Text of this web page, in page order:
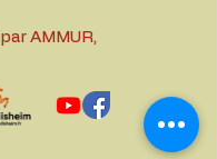
par AMMUR,